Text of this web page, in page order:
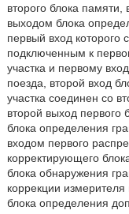
второго блока памяти,
выходом блока
первый вход которого
подключенным к
участка и первому
поезда, второй вход
участка соединен со
второй выход первого
блока определения
входом первого
корректирующего
блока обнаружения
коррекции
блока определения